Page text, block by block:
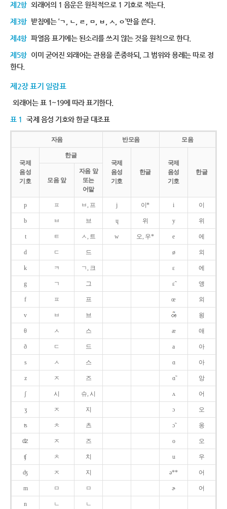
제2항 외래어의 1 음운은 원칙적으로 1 기호로 적는다.
제3항 받침에는 ‘ㄱ, ㄴ, ㄹ, ㅁ, ㅂ, ㅅ, ㅇ’만을 쓴다.
제4항 파열음 표기에는 된소리를 쓰지 않는 것을 원칙으로 한다.
제5항 이미 굳어진 외래어는 관용을 존중하되, 그 범위와 용례는 따로 정
한다.
제2장 표기 일람표
외래어는 표 1~19에 따라 표기한다.
표 1 국제 음성 기호와 한글 대조표
자음 반모음 모음
국제
음성
기호
한글
국제
음성
기호
한글
국제
음성
기호
한글
모음 앞
자음 앞
또는
어말
p ㅍ ㅂ, 프 j 이* i 이
b ㅂ 브 ɥ 위 y 위
t ㅌ ㅅ, 트 w 오, 우* e 에
d ㄷ 드 ø 외
k ㅋ ㄱ, 크 ɛ 에
g ㄱ 그 ɛ̃ 앵
f ㅍ 프 œ 외
v ㅂ 브 욍
θ ㅅ 스 æ 애
ð ㄷ 드 a 아
s ㅅ 스 ɑ 아
z ㅈ 즈 ɑ̃ 앙
ʃ 시 슈, 시 ʌ 어
ʒ ㅈ 지 ɔ 오
ʦ ㅊ 츠 ɔ̃ 옹
ʣ ㅈ 즈 o 오
ʧ ㅊ 치 u 우
ʤ ㅈ 지 ə** 어
m ㅁ ㅁ ɚ 어
n ㄴ ㄴ